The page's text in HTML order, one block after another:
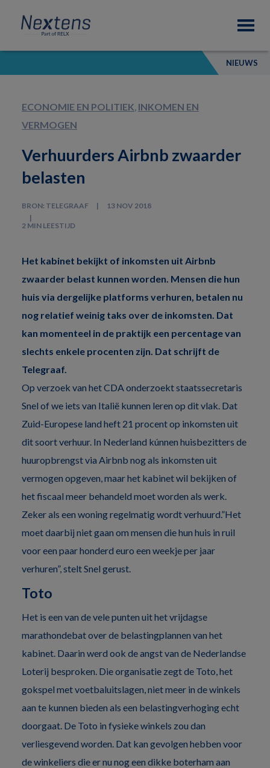
primary
navigation
content
footer
Nextens
Fiscaal
partner
van
NIEUWS
ECONOMIE EN POLITIEK, INKOMEN EN
VERMOGEN
Verhuurders Airbnb zwaarder
belasten
BRON: TELEGRAAF 13 NOV 2018
2 MIN LEESTIJD
Het kabinet bekijkt of inkomsten uit Airbnb
zwaarder belast kunnen worden. Mensen die hun
huis via dergelijke platforms verhuren, betalen nu
nog relatief weinig taks over de inkomsten. Dat
kan momenteel in de praktijk een percentage van
slechts enkele procenten zijn. Dat schrijft de
Telegraaf.
Op verzoek van het CDA onderzoekt staatssecretaris
Snel of we iets van Italië kunnen leren op dit vlak. Dat
Zuid-Europese land heft 21 procent op inkomsten uit
dit soort verhuur. In Nederland kúnnen huisbezitters de
huuropbrengst via Airbnb nog als inkomsten uit
vermogen opgeven, maar het kabinet wil bekijken of
het fiscaal meer behandeld moet worden als werk.
Zeker als een woning regelmatig wordt verhuurd.”Het
moet daarbij niet gaan om mensen die hun huis in ruil
voor een paar honderd euro een weekje per jaar
verhuren”, stelt Snel gerust.
Toto
Het is een van de vele punten uit het vrijdagse
marathondebat over de belastingplannen van het
kabinet. Daarin werd ook de angst van de Nederlandse
Loterij besproken. Die organisatie zegt de Toto, het
gokspel met voetbaluitslagen, niet meer in de winkels
aan te kunnen bieden als een belastingverhoging echt
doorgaat. De Toto in fysieke winkels zou dan
verliesgevend worden. Dat kan gevolgen hebben voor
de winkeliers die er nu nog een dikke boterham aan